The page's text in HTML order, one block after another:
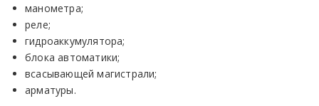
манометра;
реле;
гидроаккумулятора;
блока автоматики;
всасывающей магистрали;
арматуры.